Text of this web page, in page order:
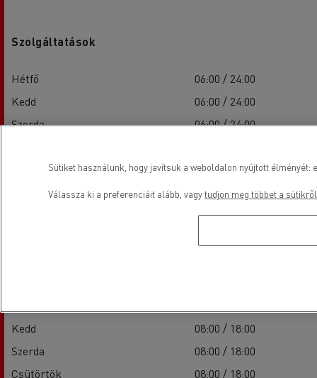
Szolgáltatások
Hétfő
06:00 / 24:00
Kedd
06:00 / 24:00
Szerda
06:00 / 24:00
06:00 / 24:00
Szombat
08:00 / 12:00
-
Kedd
08:00 / 18:00
Szerda
08:00 / 18:00
Csütörtök
08:00 / 18:00
Sütiket használunk, hogy javítsuk a weboldalon nyújtott
Válassza ki a preferenciáit alább, vagytudjon meg többet a